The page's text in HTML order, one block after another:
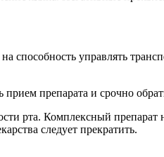
способность управлять
препарата и срочно
рта. Комплексный препарат
следует прекратить.